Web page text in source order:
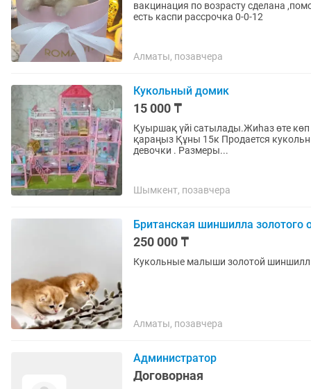
вaкцинaция по возрасту сделана
есть каспи рассрочка 0-0-12
Алматы, позавчера
Кукольный домик
15 000 ₸
Қуыршақ үйі сатылады.Жиһаз өте
қараңыз Құны 15к Продается
девочки . Размеры...
Шымкент, позавчера
Британская шиншилла золотого
250 000 ₸
Кукольные малыши золотой
Алматы, позавчера
Администратор
Договорная